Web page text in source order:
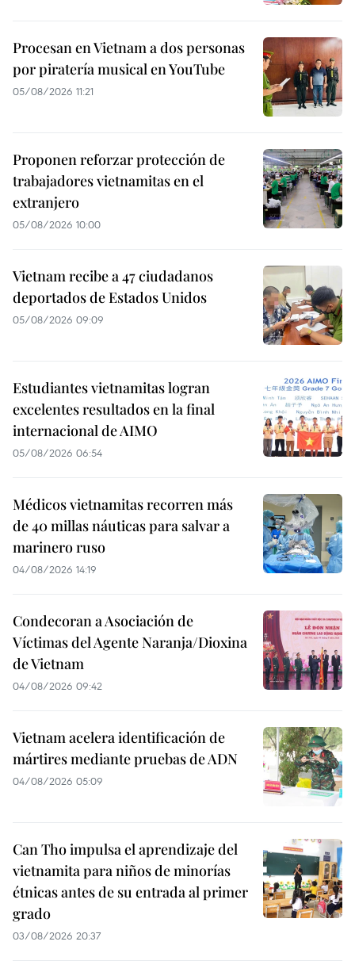
Procesan en Vietnam a dos personas
por piratería musical en YouTube
05/08/2026 11:21
Proponen reforzar protección de
trabajadores vietnamitas en el
extranjero
05/08/2026 10:00
Vietnam recibe a 47 ciudadanos
deportados de Estados Unidos
05/08/2026 09:09
Estudiantes vietnamitas logran
excelentes resultados en la final
internacional de AIMO
05/08/2026 06:54
Médicos vietnamitas recorren más
de 40 millas náuticas para salvar a
marinero ruso
04/08/2026 14:19
Condecoran a Asociación de
Víctimas del Agente Naranja/Dioxina
de Vietnam
04/08/2026 09:42
Vietnam acelera identificación de
mártires mediante pruebas de ADN
04/08/2026 05:09
Can Tho impulsa el aprendizaje del
vietnamita para niños de minorías
étnicas antes de su entrada al primer
grado
03/08/2026 20:37